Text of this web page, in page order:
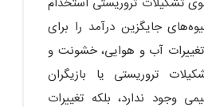
جایگزین درآمد را برای
آب و هوایی، خشونت و
تروریستی یا بازیگران
وجود ندارد، بلکه تغییرات